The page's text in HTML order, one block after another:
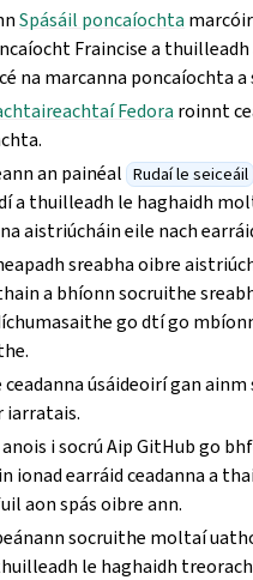
Spásáil poncaíochta
Fraincise a
na marcanna poncaíochta a
Fedora roinnt
an painéal Rudaí le seiceáil
a thuilleadh le haghaidh
aistriúcháin eile nach
sreabha oibre
a bhíonn socruithe
go dtí go
ceadanna úsáideoirí gan
iarratais.
i socrú Aip GitHub go
ionad earráid ceadanna a
aon spás oibre ann.
socruithe moltaí
le haghaidh